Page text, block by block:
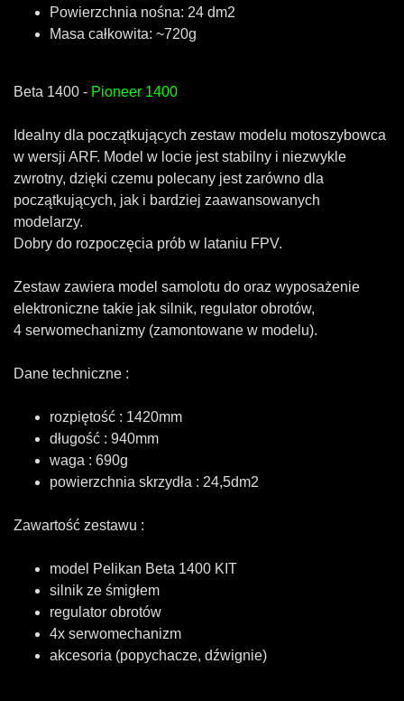
Powierzchnia nośna: 24 dm2
Masa całkowita: ~720g
Beta 1400 - Pioneer 1400
Idealny dla początkujących zestaw modelu motoszybowca
w wersji ARF. Model w locie jest stabilny i niezwykle
zwrotny, dzięki czemu polecany jest zarówno dla
początkujących, jak i bardziej zaawansowanych
modelarzy.
Dobry do rozpoczęcia prób w lataniu FPV.
Zestaw zawiera model samolotu do oraz wyposażenie
elektroniczne takie jak silnik, regulator obrotów,
4 serwomechanizmy (zamontowane w modelu).
Dane techniczne :
rozpiętość : 1420mm
długość : 940mm
waga : 690g
powierzchnia skrzydła : 24,5dm2
Zawartość zestawu :
model Pelikan Beta 1400 KIT
silnik ze śmigłem
regulator obrotów
4x serwomechanizm
akcesoria (popychacze, dźwignie)